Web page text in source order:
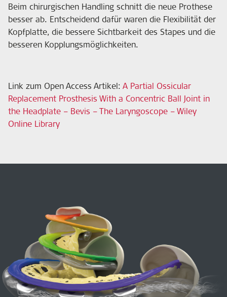
Beim chirurgischen Handling schnitt die neue Prothese
besser ab. Entscheidend dafür waren die Flexibilität der
Kopfplatte, die bessere Sichtbarkeit des Stapes und die
besseren Kopplungsmöglichkeiten.
Link zum Open Access Artikel: A Partial Ossicular
Replacement Prosthesis With a Concentric Ball Joint in
the Headplate – Bevis – The Laryngoscope – Wiley
Online Library